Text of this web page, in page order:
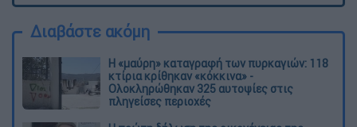
Διαβάστε ακόμη
Η «μαύρη» καταγραφή των πυρκαγιών: 118
κτίρια κρίθηκαν «κόκκινα» -
Ολοκληρώθηκαν 325 αυτοψίες στις
πληγείσες περιοχές